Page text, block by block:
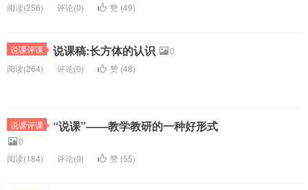
阅读(256) 评论(0) 赞 (49)
说课评课 说课稿:长方体的认识
0
阅读(264) 评论(0) 赞 (48)
说课评课 “说课”――教学教研的一种好形式
0
阅读(184) 评论(0) 赞 (55)